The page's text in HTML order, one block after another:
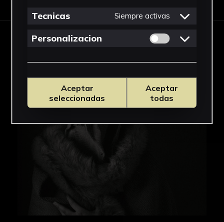
Tecnicas Siempre activas
Personalizacion Permitir cookies
Aceptar
seleccionadas
Aceptar
todas